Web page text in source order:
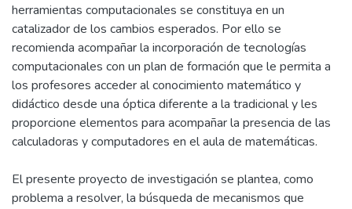
herramientas computacionales se constituya en un
catalizador de los cambios esperados. Por ello se
recomienda acompañar la incorporación de tecnologías
computacionales con un plan de formación que le permita a
los profesores acceder al conocimiento matemático y
didáctico desde una óptica diferente a la tradicional y les
proporcione elementos para acompañar la presencia de las
calculadoras y computadores en el aula de matemáticas.
El presente proyecto de investigación se plantea, como
problema a resolver, la búsqueda de mecanismos que